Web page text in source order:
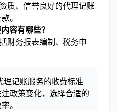
质、信誉良好的代理记账
。
容有哪些？
财务报表编制、税务申
理记账服务的收费标准
政策变化，选择合适的
。